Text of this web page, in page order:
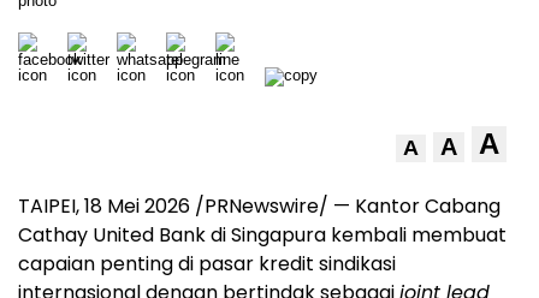
A A A
TAIPEI, 18 Mei 2026 /PRNewswire/ — Kantor Cabang
Cathay United Bank di Singapura kembali membuat
capaian penting di pasar kredit sindikasi